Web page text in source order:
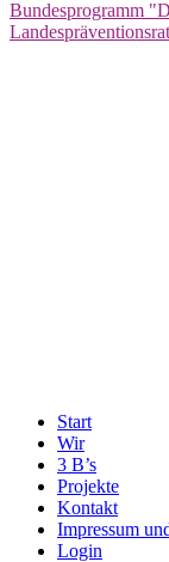
Bundesprogramm
Start
Wir
3 B’s
Projekte
Kontakt
Impressum
Login